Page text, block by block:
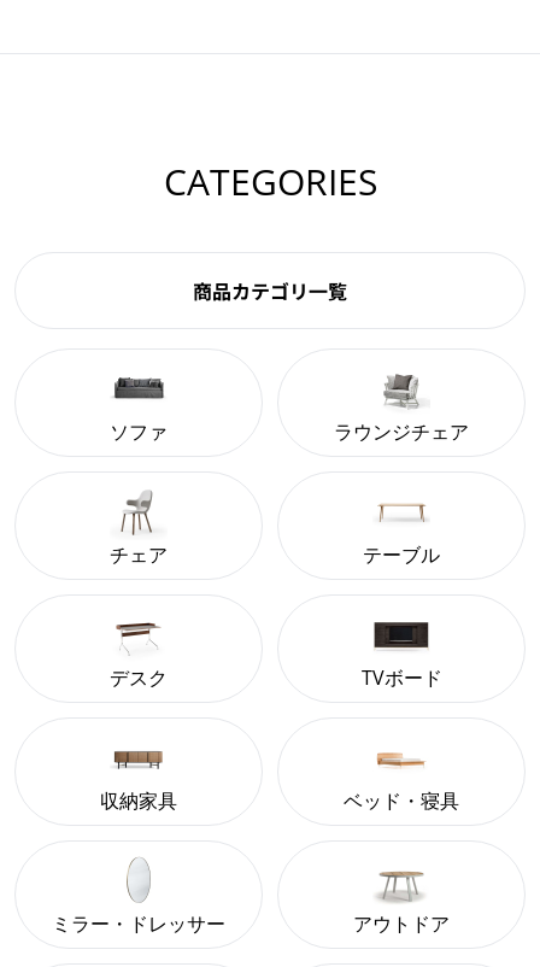
CATEGORIES
商品カテゴリ一覧
ソファ ラウンジチェア
チェア テーブル
デスク TVボード
収納家具 ベッド・寝具
ミラー・ドレッサー アウトドア